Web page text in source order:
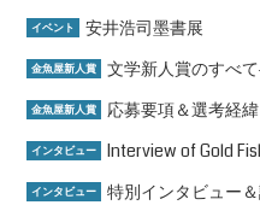
イベント 安井浩司墨書展
金魚屋新人賞 文学新人賞のすべ
金魚屋新人賞 応募要項＆選考経緯
インタビュー Interview of Gold
インタビュー 特別インタビュー